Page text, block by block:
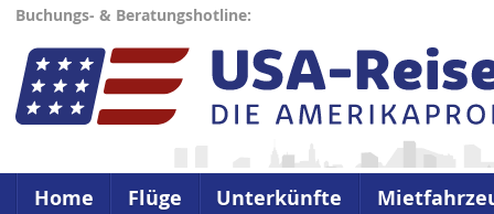
Buchungs- & Beratungshotline:
Home Flüge Unterkünfte